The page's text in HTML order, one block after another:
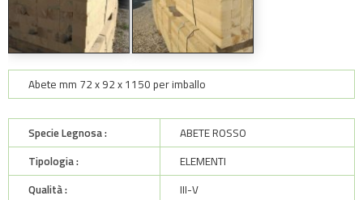
Abete mm 72 x 92 x 1150 per imballo
Specie Legnosa :
ABETE ROSSO
Tipologia :
ELEMENTI
Qualità :
III-V